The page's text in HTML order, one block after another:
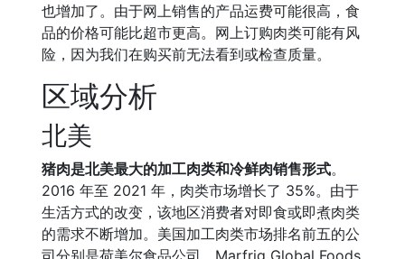
也增加了。由于网上销售的产品运费可能很高，食
品的价格可能比超市更高。网上订购肉类可能有风
险，因为我们在购买前无法看到或检查质量。
区域分析
北美
猪肉是北美最大的加工肉类和冷鲜肉销售形式。
2016 年至 2021 年，肉类市场增长了 35%。由于
生活方式的改变，该地区消费者对即食或即煮肉类
的需求不断增加。美国加工肉类市场排名前五的公
司分别是荷美尔食品公司、Marfrig Global Foods